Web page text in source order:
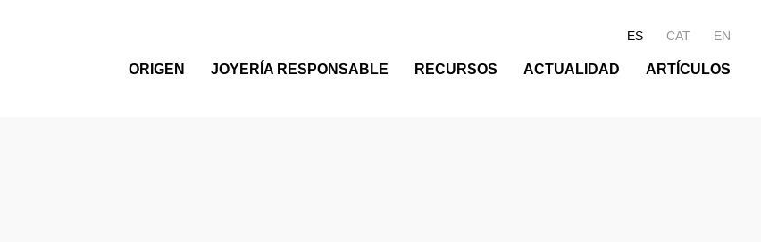
ES CAT EN
ORIGEN JOYERÍA RESPONSABLE RECURSOS ACTUALIDAD ARTÍCULOS